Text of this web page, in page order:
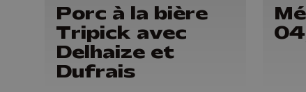
Porc à la bière
Tripick avec
Delhaize et
Dufrais